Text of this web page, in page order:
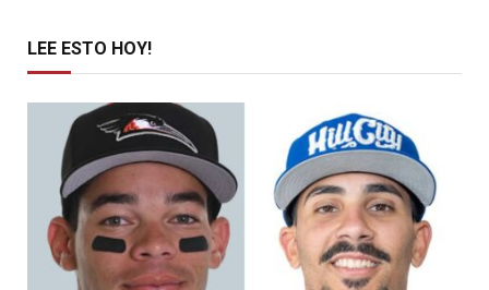
LEE ESTO HOY!